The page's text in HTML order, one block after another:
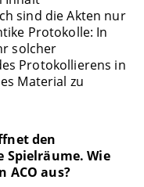
sind die Akten nur
Protokolle: In
solcher
Protokollierens in
Material zu
den
Spielräume. Wie
ACO aus?